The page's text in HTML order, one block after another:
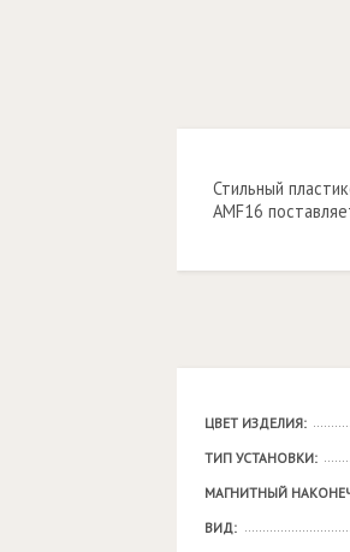
Стильный
AMF16
ЦВЕТ ИЗДЕЛИЯ:
ТИП УСТАНОВКИ:
МАГНИТНЫЙ
ВИД: